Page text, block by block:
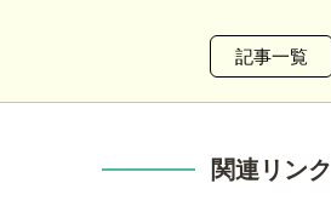
記事一覧
関連リンク